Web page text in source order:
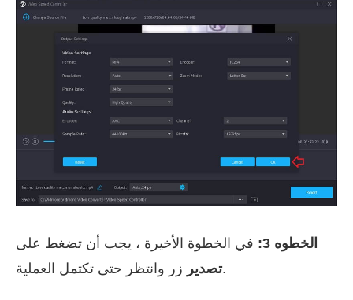
الخطوه 3:
في الخطوة الأخيرة ، يجب أن تضغط على
تصديرزر وانتظر حتى تكتمل العملية.